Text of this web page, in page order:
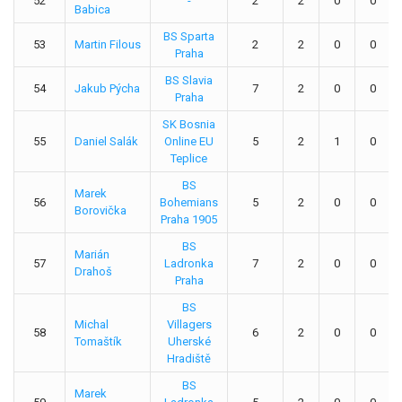
Babica
53 Martin Filous
BS Sparta
Praha
2 2 0 0
54 Jakub Pýcha
BS Slavia
Praha
7 2 0 0
55 Daniel Salák
SK Bosnia
Online EU
Teplice
5 2 1 0
56
Marek
Borovička
BS
Bohemians
Praha 1905
5 2 0 0
57
Marián
Drahoš
BS
Ladronka
Praha
7 2 0 0
58
Michal
Tomaštík
BS
Villagers
Uherské
Hradiště
6 2 0 0
Marek
BS